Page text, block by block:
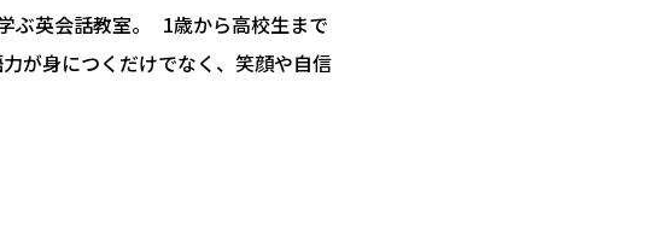
ぶ英会話教室。 1歳から高校生まで
が身につくだけでなく、笑顔や自信